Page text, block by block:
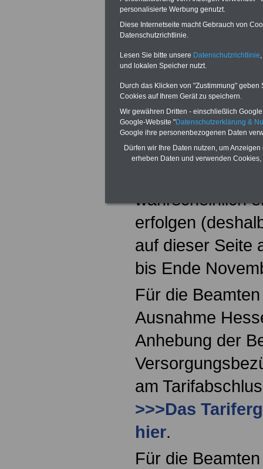
kündigte an,
dem
Länder durch
übernehmen).
wahrscheinlich
erfolgen
auf dieser Seite
bis Ende
Für die
Ausnahme
Anhebung der
am
>>>Das
hier.
Für die
personalisierte Werbung genutzt.
Diese Internetseite macht Gebrauch von
Datenschutzrichtlinie.
Lesen Sie bitte unsere Datenschutzrichtlinie
und lokalen Speicher nutzt.
Durch das Klicken von "Zustimmung"
Cookies auf Ihrem Gerät zu speichern.
Wir gewähren Dritten - einschließlich
Google-Website "Datenschutzerklärung &
Google ihre personenbezogenen Daten
Dürfen wir Ihre Daten nutzen, um
erheben Daten und verwenden